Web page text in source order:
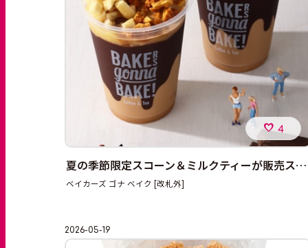
夏の季節限定スコーン＆ミルクティーが販売スタート！
ベイカーズ ゴナ ベイク [改札外]
4
2026-05-19